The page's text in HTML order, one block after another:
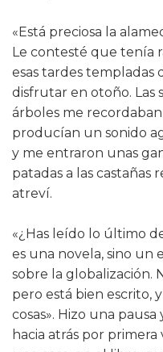
«Está preciosa la
Le contesté que tenía
esas tardes templadas
disfrutar en otoño. Las
árboles me
producían un sonido
y me entraron unas
patadas a las castañas
atreví.
«¿Has leído lo último de
es una novela, sino un
sobre la globalización.
pero está bien escrito,
cosas». Hizo una
hacia atrás por